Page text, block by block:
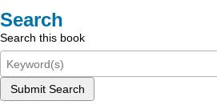
Search
Search this book
Submit Search